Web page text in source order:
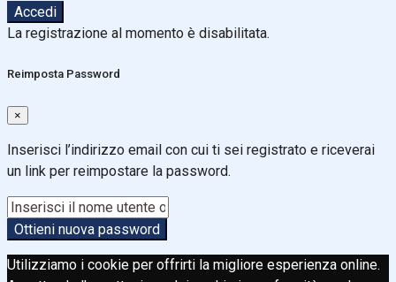
Accedi
La registrazione al momento è disabilitata.
Reimposta Password
×
Inserisci l’indirizzo email con cui ti sei registrato e riceverai
un link per reimpostare la password.
Ottieni nuova password
Utilizziamo i cookie per offrirti la migliore esperienza online.